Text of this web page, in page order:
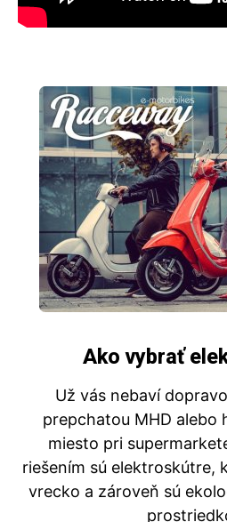
Ako vybrať
Už vás nebaví
prepchatou MHD alebo
miesto pri
riešením sú elektroskútre,
vrecko a zároveň sú